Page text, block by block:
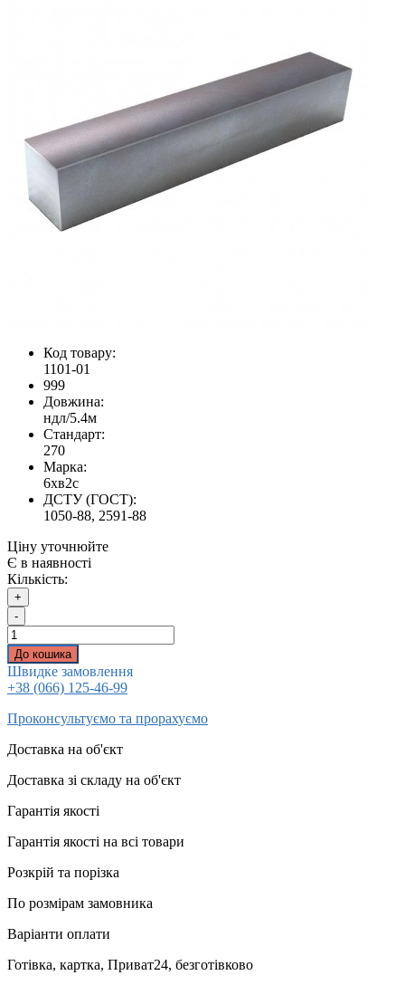
Код товару:
1101-01
999
Довжина:
ндл/5.4м
Стандарт:
270
Марка:
6хв2с
ДСТУ (ГОСТ):
1050-88, 2591-88
Ціну уточнюйте
Є в наявності
Кількість:
+
-
До кошика
Швидке замовлення
+38 (066) 125-46-99
Проконсультуємо та прорахуємо
Доставка на об'єкт
Доставка зі складу на об'єкт
Гарантія якості
Гарантія якості на всі товари
Розкрій та порізка
По розмірам замовника
Варіанти оплати
Готівка, картка, Приват24, безготівково